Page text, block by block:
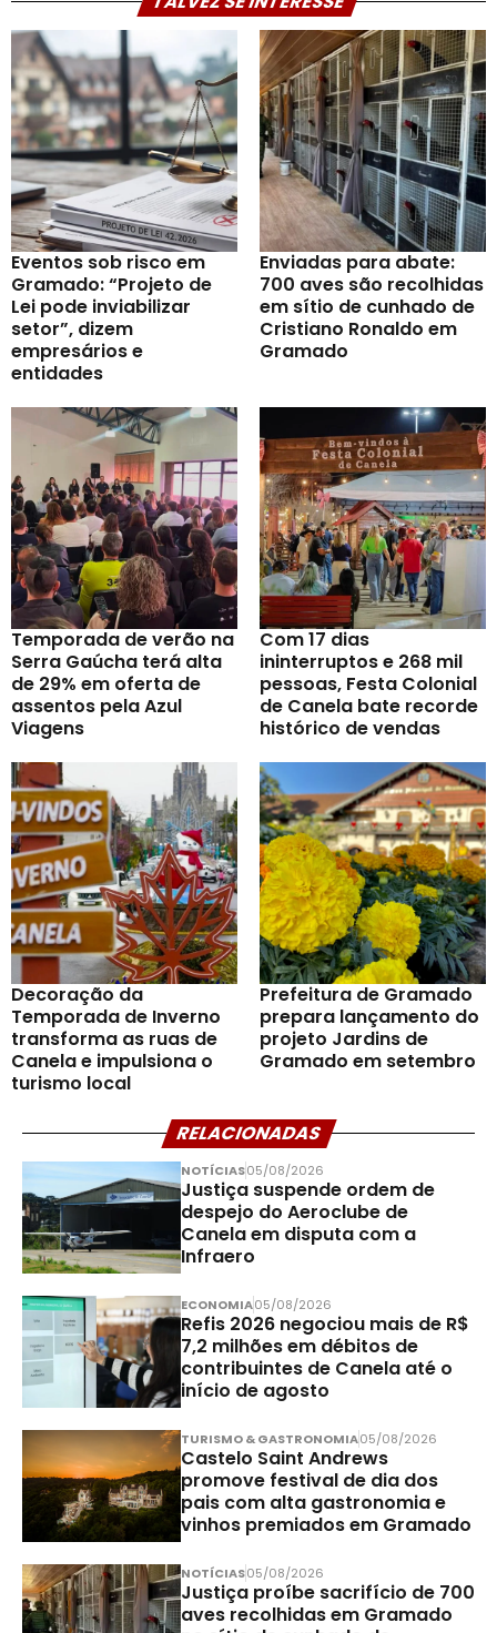
Eventos sob risco em
Gramado: “Projeto de
Lei pode inviabilizar
setor”, dizem
empresários e
entidades
Enviadas para abate:
700 aves são recolhidas
em sítio de cunhado de
Cristiano Ronaldo em
Gramado
Temporada de verão na
Serra Gaúcha terá alta
de 29% em oferta de
assentos pela Azul
Viagens
Com 17 dias
ininterruptos e 268 mil
pessoas, Festa Colonial
de Canela bate recorde
histórico de vendas
Decoração da
Temporada de Inverno
transforma as ruas de
Canela e impulsiona o
turismo local
Prefeitura de Gramado
prepara lançamento do
projeto Jardins de
Gramado em setembro
RELACIONADAS
NOTÍCIAS05/08/2026
Justiça suspende ordem de
despejo do Aeroclube de
Canela em disputa com a
Infraero
ECONOMIA05/08/2026
Refis 2026 negociou mais de R$
7,2 milhões em débitos de
contribuintes de Canela até o
início de agosto
TURISMO & GASTRONOMIA05/08/2026
Castelo Saint Andrews
promove festival de dia dos
pais com alta gastronomia e
vinhos premiados em Gramado
NOTÍCIAS05/08/2026
Justiça proíbe sacrifício de 700
aves recolhidas em Gramado